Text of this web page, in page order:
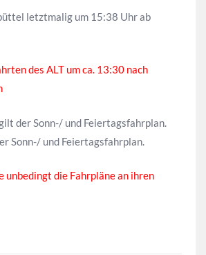
letztmalig um 15:38 Uhr ab
des ALT um ca. 13:30 nach
der Sonn-/ und Feiertagsfahrplan.
Sonn-/ und Feiertagsfahrplan.
unbedingt die Fahrpläne an ihren